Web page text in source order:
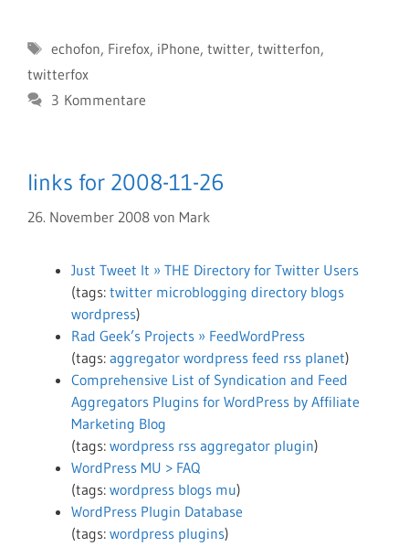
Schlagwörter
echofon, Firefox, iPhone, twitter, twitterfon,
twitterfox
3 Kommentare
links for 2008-11-26
26. November 2008 von Mark
Just Tweet It » THE Directory for Twitter Users
(tags: twitter microblogging directory blogs
wordpress)
Rad Geek’s Projects » FeedWordPress
(tags: aggregator wordpress feed rss planet)
Comprehensive List of Syndication and Feed
Aggregators Plugins for WordPress by Affiliate
Marketing Blog
(tags: wordpress rss aggregator plugin)
WordPress MU > FAQ
(tags: wordpress blogs mu)
WordPress Plugin Database
(tags: wordpress plugins)